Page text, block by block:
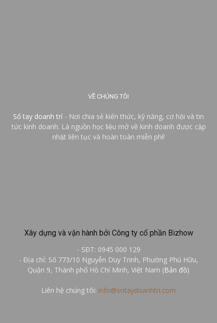
VỀ CHÚNG TÔI
Sổ tay doanh trí - Nơi chia sẻ kiến thức, kỹ năng, cơ hội và tin
tức kinh doanh. Là nguồn học liệu mở về kinh doanh được cập
nhật liên tục và hoàn toàn miễn phí!
Xây dựng và vận hành bởi Công ty cổ phần Bizhow
- SĐT: 0945 000 129
- Địa chỉ: Số 773/10 Nguyễn Duy Trinh, Phường Phú Hữu,
Quận 9, Thành phố Hồ Chí Minh, Việt Nam (Bản đồ)
Liên hệ chúng tôi: info@sotaydoanhtri.com